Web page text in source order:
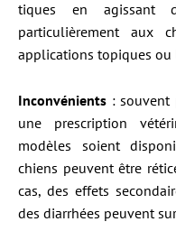
tiques en agissant
particulièrement aux
applications topiques ou
Inconvénients : souvent
une prescription
modèles soient
chiens peuvent être
cas, des effets
des diarrhées peuvent